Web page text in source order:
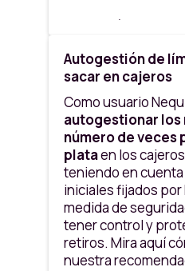
• También puedes
Autogestión de
sacar en cajeros
Como usuario
autogestionar los
número de veces
plataen los
teniendo en
iniciales fijados por
medida de
tener control y
retiros. Mira aquí
nuestra